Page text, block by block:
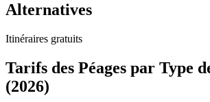
Alternatives
Itinéraires gratuits
Tarifs des Péages par Type
(2026)